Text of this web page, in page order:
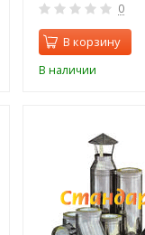
0
В корзину
В наличии